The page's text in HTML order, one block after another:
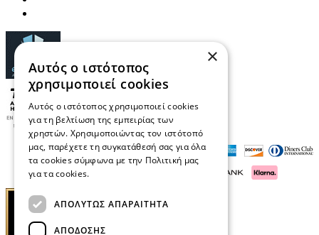
×
Αυτός ο ιστότοπος
χρησιμοποιεί cookies
Αυτός ο ιστότοπος χρησιμοποιεί cookies
για τη βελτίωση της εμπειρίας των
χρηστών. Χρησιμοποιώντας τον ιστότοπό
μας, παρέχετε τη συγκατάθεσή σας για όλα
τα cookies σύμφωνα με την Πολιτική μας
για τα cookies.
ΑΠΟΛΎΤΩΣ ΑΠΑΡΑΊΤΗΤΑ
ΑΠΌΔΟΣΗΣ